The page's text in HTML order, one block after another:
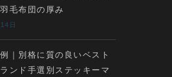
毛布団の厚み
日
｜別格に質の良いベスト
ンド手選別ステッキーマ